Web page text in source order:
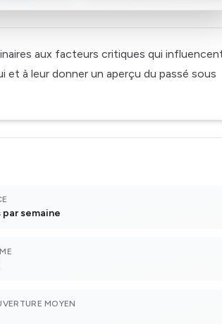
aux facteurs critiques qui
et à leur donner un aperçu du passé sous
semaine
MOYEN